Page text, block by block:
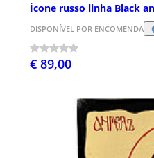
Ícone russo linha Black
DISPONÍVEL POR ENCOMENDA
€ 89,00